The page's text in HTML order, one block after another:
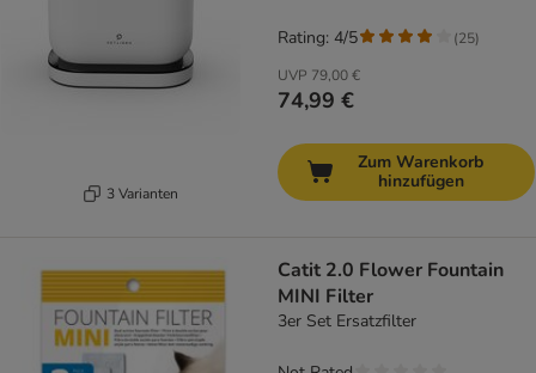
3 Varianten
UVP 79,00 €
74,99 €
Rating: 4/5 (25)
Zum Warenkorb
hinzufügen
Catit 2.0 Flower Fountain
MINI Filter
3er Set Ersatzfilter